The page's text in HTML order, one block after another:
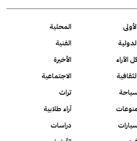
الأولى
المحلية
الدولية
الفنية
الآراء
الأخيرة
الثقافية
الاجتماعية
سياحة
تراث
منوعات
آراء طلابية
سيارات
دراسات